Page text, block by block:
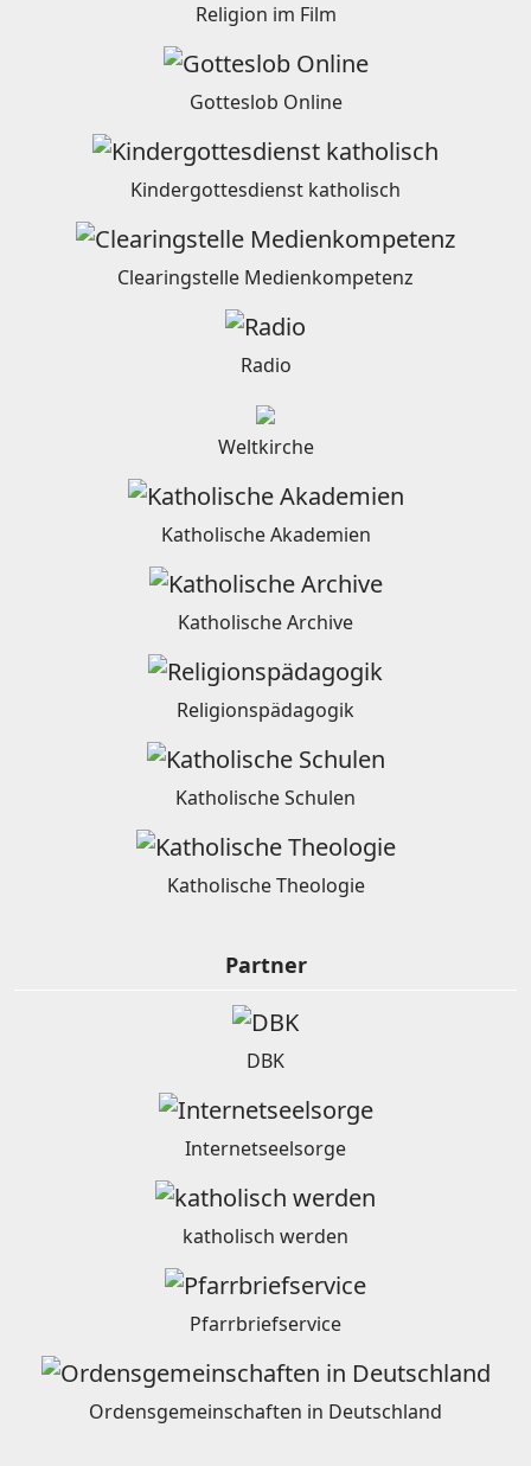
Religion im Film
Gotteslob Online
Kindergottesdienst katholisch
Clearingstelle Medienkompetenz
Radio
Weltkirche
Katholische Akademien
Katholische Archive
Religionspädagogik
Katholische Schulen
Katholische Theologie
Partner
DBK
Internetseelsorge
katholisch werden
Pfarrbriefservice
Ordensgemeinschaften in Deutschland